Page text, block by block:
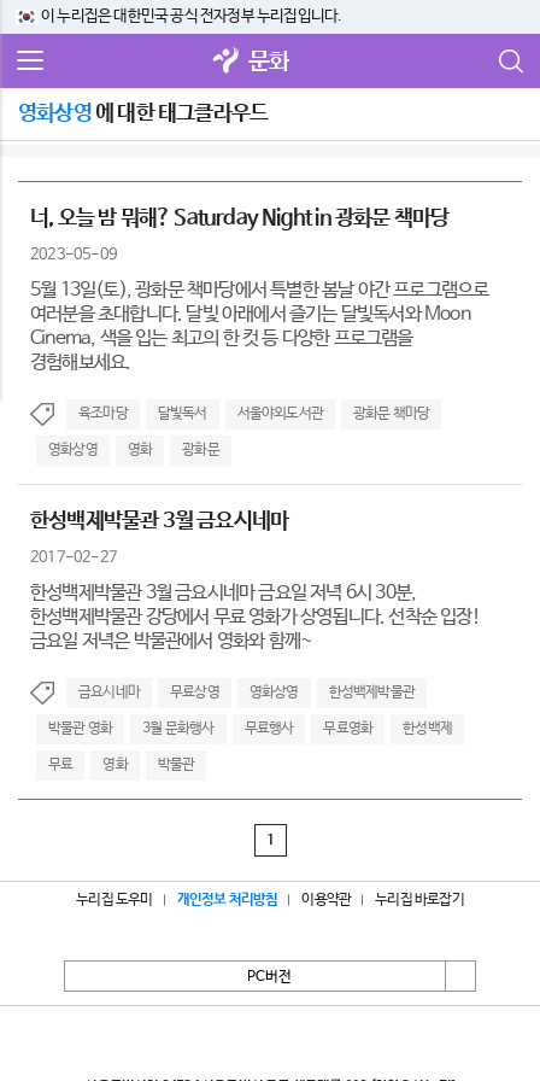
이 누리집은 대한민국 공식 전자정부 누리집입니다.
문화
영화상영에 대한 태그클라우드
너, 오늘 밤 뭐해? Saturday Night in 광화문 책마당
2023-05-09
5월 13일(토), 광화문 책마당에서 특별한 봄날 야간 프로그램으로
여러분을 초대합니다. 달빛 아래에서 즐기는 달빛독서와 Moon
Cinema, 색을 입는 최고의 한 컷 등 다양한 프로그램을
경험해보세요.
육조마당 달빛독서 서울야외도서관 광화문 책마당
영화상영 영화 광화문
한성백제박물관 3월 금요시네마
2017-02-27
한성백제박물관 3월 금요시네마 금요일 저녁 6시 30분,
한성백제박물관 강당에서 무료 영화가 상영됩니다. 선착순 입장!
금요일 저녁은 박물관에서 영화와 함께~
금요시네마 무료상영 영화상영 한성백제박물관
박물관 영화 3월 문화행사 무료행사 무료영화 한성백제
무료 영화 박물관
1
누리집 도우미 개인정보 처리방침 이용약관 누리집 바로잡기
PC버전